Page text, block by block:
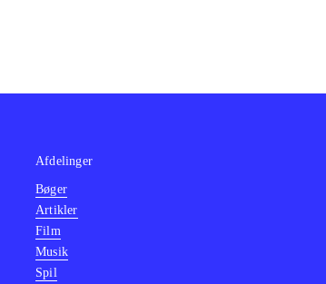
Afdelinger
Bøger
Artikler
Film
Musik
Spil